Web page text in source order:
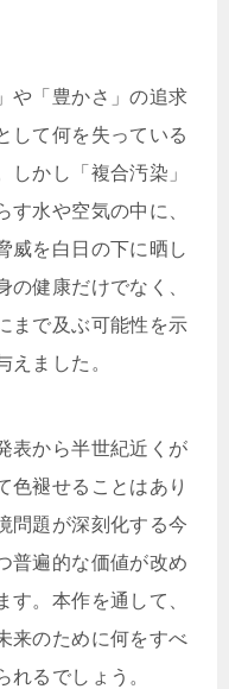
や「豊かさ」の追求
して何を失っている
かし「複合汚染」
す水や空気の中に、
威を白日の下に晒し
の健康だけでなく、
まで及ぶ可能性を示
えました。
表から半世紀近くが
色褪せることはあり
問題が深刻化する今
普遍的な価値が改め
す。本作を通して、
来のために何をすべ
れるでしょう。